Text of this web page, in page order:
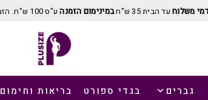
משלוחעד הבית 35 ש"ח במינימום הזמנהע"ס 100 ש"ח. הזמנה מעל
גברים בגדי ספורט בריאות וחימום